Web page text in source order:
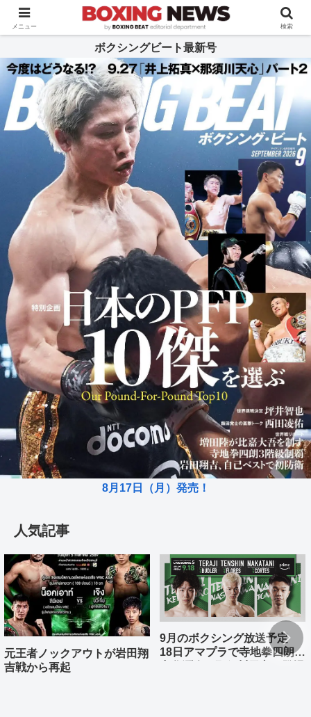
BOXING BEAT [ボクシング・ビート] 公式サイト
ボクシングビート最新号
8月17日（月）発売！
人気記事
元王者ノックアウトが岩田翔
吉戦から再起
9月のボクシング放送予定
18日アマプラで寺地拳四朗、
メニュー 検索